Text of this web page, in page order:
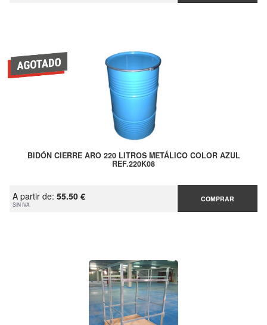
BIDÓN CIERRE ARO 220 LITROS METÁLICO COLOR AZUL
REF.220K08
A partir de: 55.50 €
SIN IVA
COMPRAR